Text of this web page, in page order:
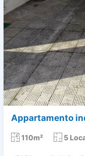
Appartamento
110m² 5